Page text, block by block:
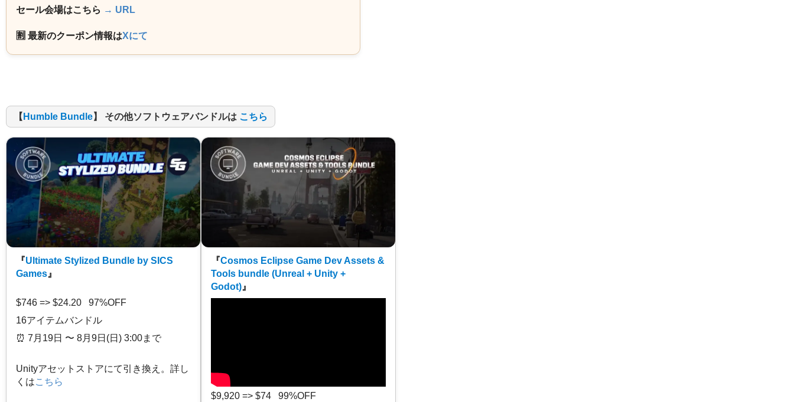
セール会場はこちら → URL
🈹 最新のクーポン情報はXにて
【 Humble Bundle】 その他ソフトウェアバンドルは こちら
『Ultimate Stylized Bundle by SICS
Games』
$746 => $24.20 97%OFF
16アイテムバンドル
⏰️ 7月19日 〜 8月9日(日) 3:00まで
Unityアセットストアにて引き換え。詳し
くはこちら
『Cosmos Eclipse Game Dev Assets &
Tools bundle (Unreal + Unity +
Godot)』
$9,920 => $74 99%OFF